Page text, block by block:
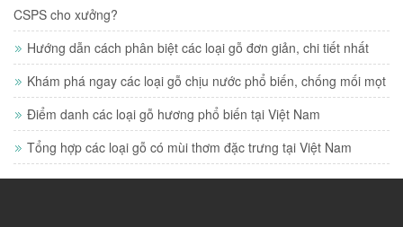
CSPS cho xưởng?
Hướng dẫn cách phân biệt các loại gỗ đơn giản, chi tiết nhất
Khám phá ngay các loại gỗ chịu nước phổ biến, chống mối mọt
Điểm danh các loại gỗ hương phổ biến tại Việt Nam
Tổng hợp các loại gỗ có mùi thơm đặc trưng tại Việt Nam